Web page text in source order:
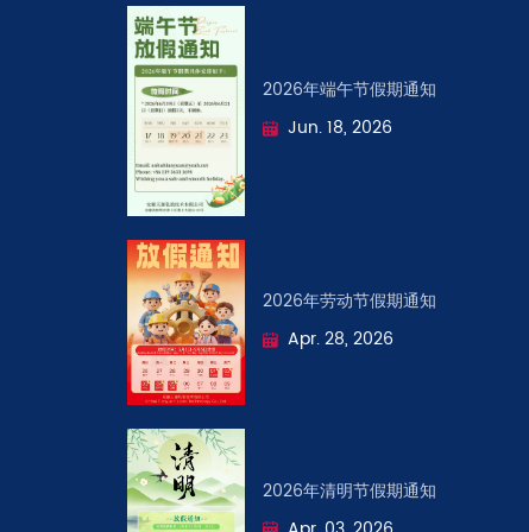
2026年端午节假期通知
Jun. 18, 2026
2026年劳动节假期通知
Apr. 28, 2026
2026年清明节假期通知